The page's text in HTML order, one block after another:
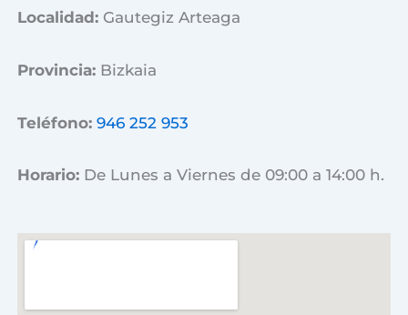
Localidad: Gautegiz Arteaga
Provincia: Bizkaia
Teléfono: 946 252 953
Horario: De Lunes a Viernes de 09:00 a 14:00 h.